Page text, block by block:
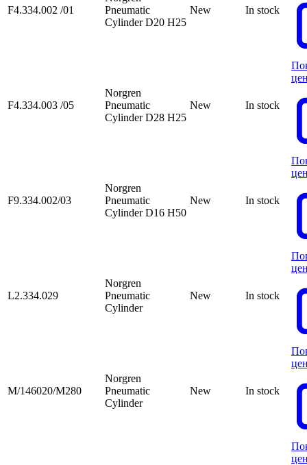
F4.334.002 /01
Pneumatic
Cylinder D20 H25
New In stock
F4.334.003 /05
Norgren
Pneumatic
Cylinder D28 H25
New In stock
F9.334.002/03
Norgren
Pneumatic
Cylinder D16 H50
New In stock
L2.334.029
Norgren
Pneumatic
Cylinder
New In stock
M/146020/M280
Norgren
Pneumatic
Cylinder
New In stock